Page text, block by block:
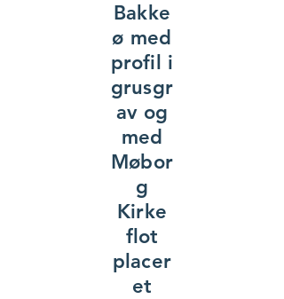
Bakke
ø med
profil i
grusgr
av og
med
Møbor
g
Kirke
flot
placer
et